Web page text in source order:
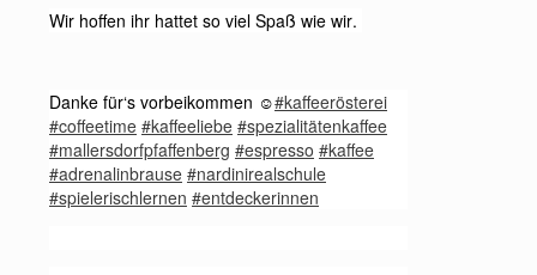
Wir hoffen ihr hattet so viel Spaß wie wir.
Danke für‘s vorbeikommen ☺️#kaffeerösterei
#coffeetime #kaffeeliebe #spezialitätenkaffee
#mallersdorfpfaffenberg #espresso #kaffee
#adrenalinbrause #nardinirealschule
#spielerischlernen #entdeckerinnen